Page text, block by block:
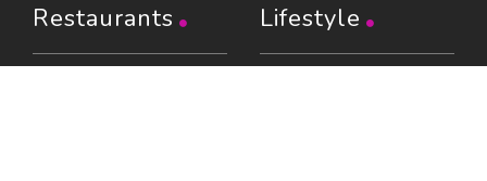
Restaurants Lifestyle